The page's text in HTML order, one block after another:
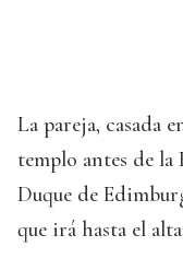
La pareja, casada
templo antes de
Duque de
que irá hasta el